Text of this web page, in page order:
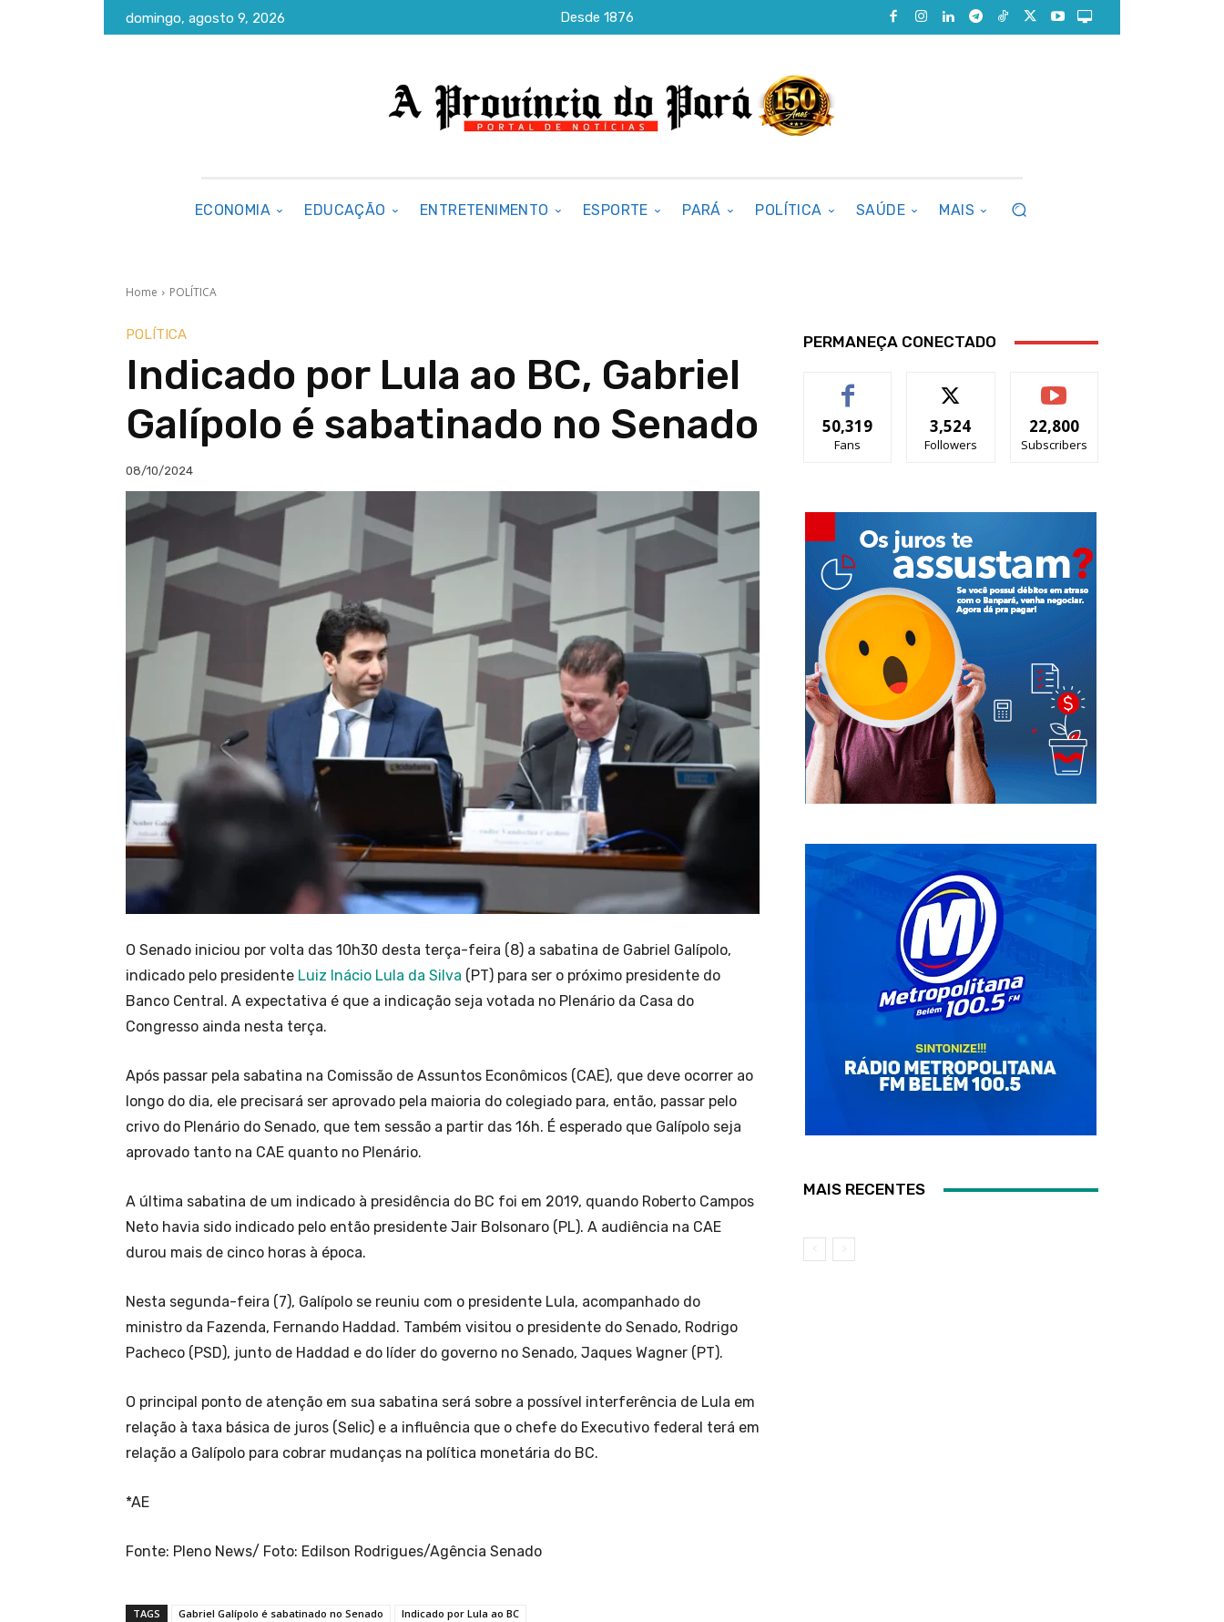
domingo, agosto 9, 2026 Desde 1876
ECONOMIA EDUCAÇÃO ENTRETENIMENTO ESPORTE PARÁ POLÍTICA SAÚDE MAIS
Home POLÍTICA
POLÍTICA
Indicado por Lula ao BC, Gabriel
Galípolo é sabatinado no Senado
08/10/2024
O Senado iniciou por volta das 10h30 desta terça-feira (8) a sabatina de Gabriel Galípolo,
indicado pelo presidente Luiz Inácio Lula da Silva (PT) para ser o próximo presidente do
Banco Central. A expectativa é que a indicação seja votada no Plenário da Casa do
Congresso ainda nesta terça.
Após passar pela sabatina na Comissão de Assuntos Econômicos (CAE), que deve ocorrer ao
longo do dia, ele precisará ser aprovado pela maioria do colegiado para, então, passar pelo
crivo do Plenário do Senado, que tem sessão a partir das 16h. É esperado que Galípolo seja
aprovado tanto na CAE quanto no Plenário.
A última sabatina de um indicado à presidência do BC foi em 2019, quando Roberto Campos
Neto havia sido indicado pelo então presidente Jair Bolsonaro (PL). A audiência na CAE
durou mais de cinco horas à época.
Nesta segunda-feira (7), Galípolo se reuniu com o presidente Lula, acompanhado do
ministro da Fazenda, Fernando Haddad. Também visitou o presidente do Senado, Rodrigo
Pacheco (PSD), junto de Haddad e do líder do governo no Senado, Jaques Wagner (PT).
O principal ponto de atenção em sua sabatina será sobre a possível interferência de Lula em
relação à taxa básica de juros (Selic) e a influência que o chefe do Executivo federal terá em
relação a Galípolo para cobrar mudanças na política monetária do BC.
*AE
Fonte: Pleno News/ Foto: Edilson Rodrigues/Agência Senado
TAGS Gabriel Galípolo é sabatinado no Senado Indicado por Lula ao BC
PERMANEÇA CONECTADO
50,319
Fans
3,524
Followers
22,800
Subscribers
MAIS RECENTES